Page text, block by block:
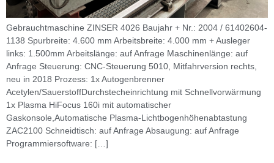
Gebrauchtmaschine ZINSER 4026 Baujahr + Nr.: 2004 / 61402604-
1138 Spurbreite: 4.600 mm Arbeitsbreite: 4.000 mm + Ausleger
links: 1.500mm Arbeitslänge: auf Anfrage Maschinenlänge: auf
Anfrage Steuerung: CNC-Steuerung 5010, Mitfahrversion rechts,
neu in 2018 Prozess: 1x Autogenbrenner
Acetylen/SauerstoffDurchstecheinrichtung mit Schnellvorwärmung
1x Plasma HiFocus 160i mit automatischer
Gaskonsole,Automatische Plasma-Lichtbogenhöhenabtastung
ZAC2100 Schneidtisch: auf Anfrage Absaugung: auf Anfrage
Programmiersoftware: […]